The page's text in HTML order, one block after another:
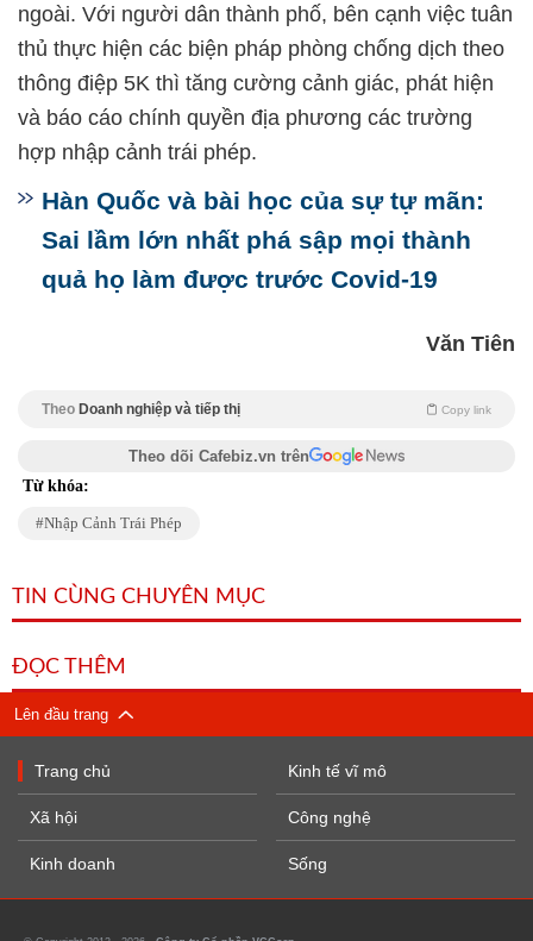
ngoài. Với người dân thành phố, bên cạnh việc tuân
thủ thực hiện các biện pháp phòng chống dịch theo
thông điệp 5K thì tăng cường cảnh giác, phát hiện
và báo cáo chính quyền địa phương các trường
hợp nhập cảnh trái phép.
Hàn Quốc và bài học của sự tự mãn:
Sai lầm lớn nhất phá sập mọi thành
quả họ làm được trước Covid-19
Văn Tiên
Theo Doanh nghiệp và tiếp thị Copy link
Theo dõi Cafebiz.vn trên
Từ khóa:
Nhập Cảnh Trái Phép
TIN CÙNG CHUYÊN MỤC
ĐỌC THÊM
Lên đầu trang
Trang chủ
Xã hội
Kinh doanh
Kinh tế vĩ mô
Công nghệ
Sống